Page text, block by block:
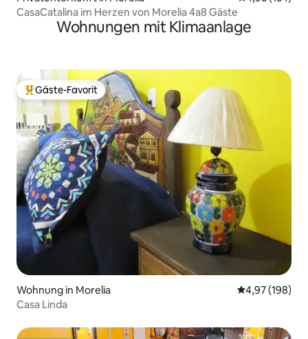
CasaCatalina im Herzen von Morelia 4a8 Gäste
Wohnungen mit Klimaanlage
Beliebter Gäste-Favorit.
Gäste-Favorit
Wohnung in Morelia
4,97 (198)
Casa Linda